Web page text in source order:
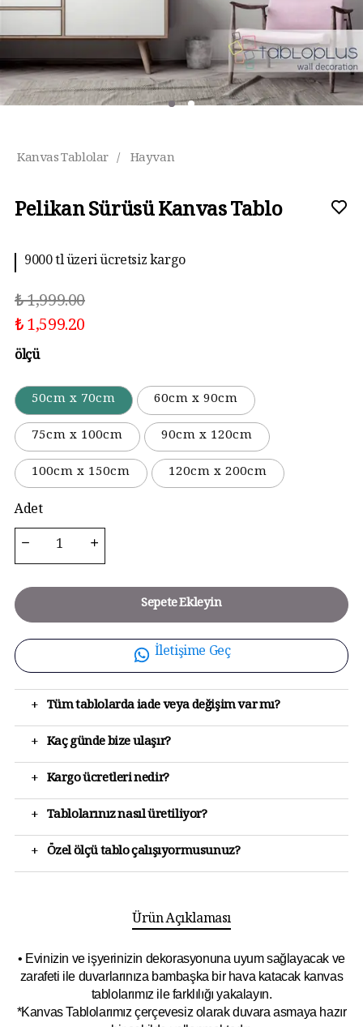
Kanvas Tablolar / Hayvan
Pelikan Sürüsü Kanvas Tablo
9000 tl üzeri ücretsiz kargo
₺ 1,999.00
₺ 1,599.20
ölçü
50cm x 70cm
60cm x 90cm
75cm x 100cm
90cm x 120cm
100cm x 150cm
120cm x 200cm
Adet
Sepete Ekleyin
İletişime Geç
+ Tüm tablolarda iade veya değişim var mı?
+ Kaç günde bize ulaşır?
+ Kargo ücretleri nedir?
+ Tablolarınız nasıl üretiliyor?
+ Özel ölçü tablo çalışıyormusunuz?
Ürün Açıklaması
• Evinizin ve işyerinizin dekorasyonuna uyum sağlayacak ve
zarafeti ile duvarlarınıza bambaşka bir hava katacak kanvas
tablolarımız ile farklılığı yakalayın.
*Kanvas Tablolarımız çerçevesiz olarak duvara asmaya hazır